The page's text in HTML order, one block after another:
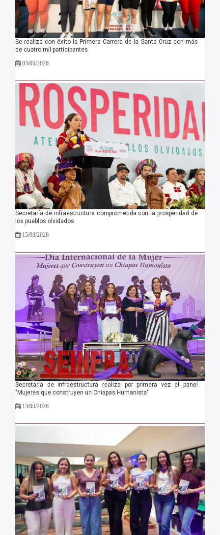
Se realiza con éxito la Primera Carrera de la Santa Cruz con más
de cuatro mil participantes
03/05/2026
Secretaría de infraestructura comprometida con la prosperidad de
los pueblos olvidados
15/03/2026
Secretaría de Infraestructura realiza por primera vez el panel
"Mujeres que construyen un Chiapas Humanista"
13/03/2026